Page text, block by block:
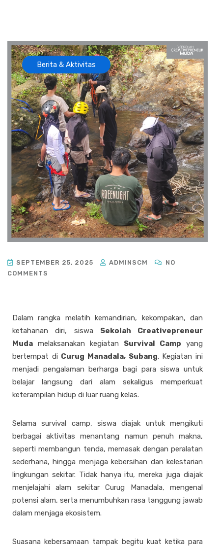
Berita & Aktivitas
SEPTEMBER 25, 2025 ADMINSCM
NO
COMMENTS
Dalam rangka melatih kemandirian, kekompakan, dan
ketahanan diri, siswa Sekolah Creativepreneur
Muda melaksanakan kegiatan Survival Camp yang
bertempat di Curug Manadala, Subang. Kegiatan ini
menjadi pengalaman berharga bagi para siswa untuk
belajar langsung dari alam sekaligus memperkuat
keterampilan hidup di luar ruang kelas.
Selama survival camp, siswa diajak untuk mengikuti
berbagai aktivitas menantang namun penuh makna,
seperti membangun tenda, memasak dengan peralatan
sederhana, hingga menjaga kebersihan dan kelestarian
lingkungan sekitar. Tidak hanya itu, mereka juga diajak
menjelajahi alam sekitar Curug Manadala, mengenal
potensi alam, serta menumbuhkan rasa tanggung jawab
dalam menjaga ekosistem.
Suasana kebersamaan tampak begitu kuat ketika para